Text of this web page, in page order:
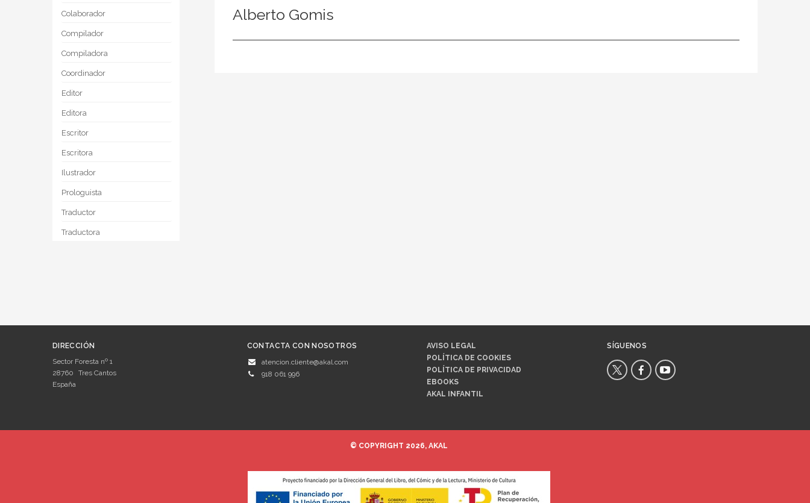
Colaborador
Compilador
Compiladora
Coordinador
Editor
Editora
Escritor
Escritora
Ilustrador
Prologuista
Traductor
Traductora
Alberto Gomis
DIRECCIÓN
Sector Foresta nº 1
28760
Tres Cantos
España
CONTACTA CON NOSOTROS
atencion.cliente@akal.com
918 061 996
AVISO LEGAL
POLÍTICA DE COOKIES
POLÍTICA DE PRIVACIDAD
EBOOKS
AKAL INFANTIL
SÍGUENOS
© COPYRIGHT 2026, AKAL